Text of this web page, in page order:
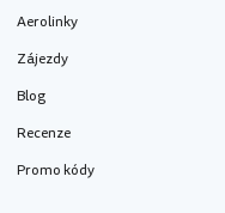
Aerolinky
Zájezdy
Blog
Recenze
Promo kódy